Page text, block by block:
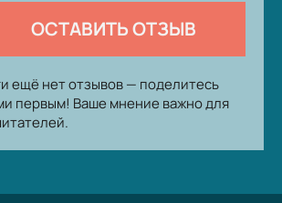
ОСТАВИТЬ ОТЗЫВ
ещё нет отзывов — поделитесь
первым! Ваше мнение важно для